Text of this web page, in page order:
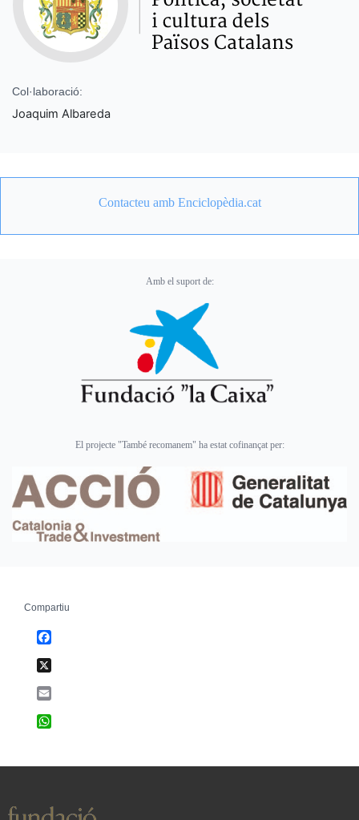
Col·laboració:
Joaquim Albareda
Contacteu amb Enciclopèdia.cat
Amb el suport de:
El projecte "També recomanem" ha estat cofinançat per:
Compartiu